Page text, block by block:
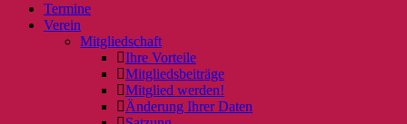
Termine
Verein
Mitgliedschaft
Ihre Vorteile
Mitgliedsbeiträge
Mitglied werden!
Änderung Ihrer Daten